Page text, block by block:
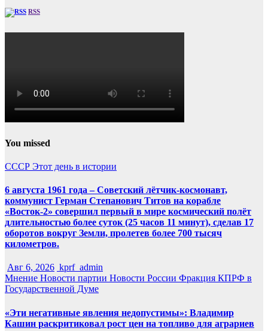
RSS
You missed
СССР Этот день в истории
6 августа 1961 года – Советский лётчик-космонавт,
коммунист Герман Степанович Титов на корабле
«Восток-2» совершил первый в мире космический полёт
длительностью более суток (25 часов 11 минут), сделав 17
оборотов вокруг Земли, пролетев более 700 тысяч
километров.
Авг 6, 2026 kprf_admin
Мнение Новости партии Новости России Фракция КПРФ в
Государственной Думе
«Эти негативные явления недопустимы»: Владимир
Кашин раскритиковал рост цен на топливо для аграриев